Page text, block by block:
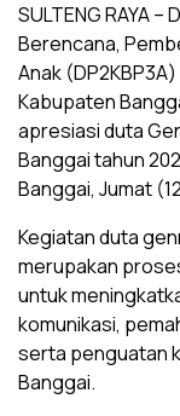
SULTENG RAYA
Berencana,
Anak
Kabupaten
apresiasi duta
Banggai tahun
Banggai, Jumat
Kegiatan duta
merupakan
untuk
komunikasi,
serta penguatan
Banggai.